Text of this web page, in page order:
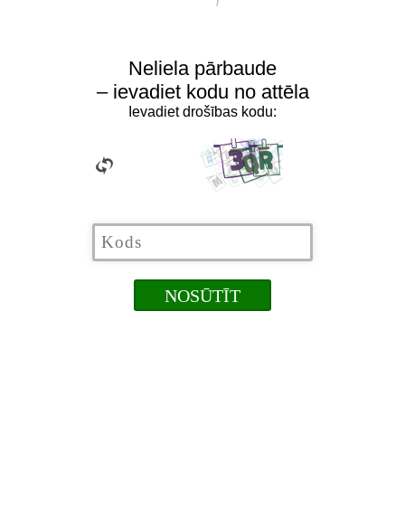
Neliela pārbaude
– ievadiet kodu no attēla
Ievadiet drošības kodu: